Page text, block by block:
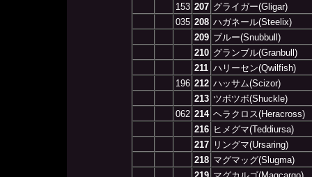
153 207 グライガー(Gligar)
035 208 ハガネール(Steelix)
209 ブルー(Snubbull)
210 グランブル(Granbull)
211 ハリーセン(Qwilfish)
196 212 ハッサム(Scizor)
213 ツボツボ(Shuckle)
062 214 ヘラクロス(Heracross)
216 ヒメグマ(Teddiursa)
217
リングマ(Ursaring)
218 マグマッグ(Slugma)